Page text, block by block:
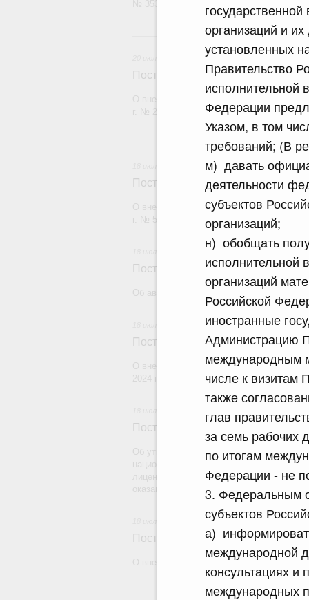
организаций и
установленных
Правительство
исполнительной
Федерации
Указом, в том
требований; (В
м) давать
деятельности
субъектов
организаций;
н) обобщать
исполнительной
организаций
Российской
иностранные
Администрацию
международным
числе к визитам
также
глав
за семь рабочих
по итогам
Федерации - не
3. Федеральным
субъектов
а)
международной
консультациях и
международных
20
Постановление Правительства
Постановление Правительства
О внесении изменений в
Постановление Правительства
Постановление Правительства
О внесении изменения в постановление
Постановление Правительства
Об утверждении Правил уведомления
национальной гвардии Российской
лицензию на осуществление частной
оказание сыскных услуг и об окончании
Постановление Правительства
О внесении изменений в некоторые